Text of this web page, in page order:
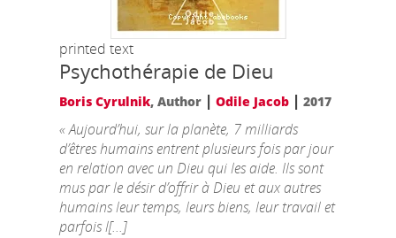
printed text
Psychothérapie de Dieu
Boris Cyrulnik, Author |Odile Jacob |2017
« Aujourd’hui, sur la planète, 7 milliards
d’êtres humains entrent plusieurs fois par jour
en relation avec un Dieu qui les aide. Ils sont
mus par le désir d’offrir à Dieu et aux autres
humains leur temps, leurs biens, leur travail et
parfois l[...]